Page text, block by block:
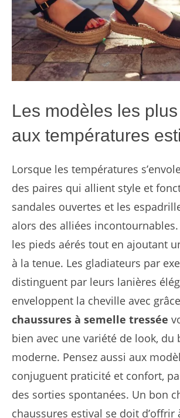
Les modèles les
aux températures
Lorsque les températures
des paires qui allient style et
sandales ouvertes et les
alors des alliées
les pieds aérés tout en ajoutant
à la tenue. Les gladiateurs par
distinguent par leurs lanières
enveloppent la cheville avec
chaussures à semelle tressée
bien avec une variété de look, du
moderne. Pensez aussi aux
conjuguent praticité et confort,
des sorties spontanées. Un bon
chaussures estival se doit d’offrir